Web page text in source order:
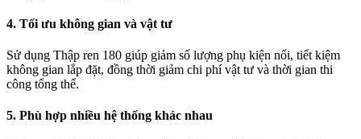
4. Tối ưu không gian và vật tư
Sử dụng Thập ren 180 giúp giảm số lượng phụ kiện nối, tiết kiệm
không gian lắp đặt, đồng thời giảm chi phí vật tư và thời gian thi
công tổng thể.
5. Phù hợp nhiều hệ thống khác nhau